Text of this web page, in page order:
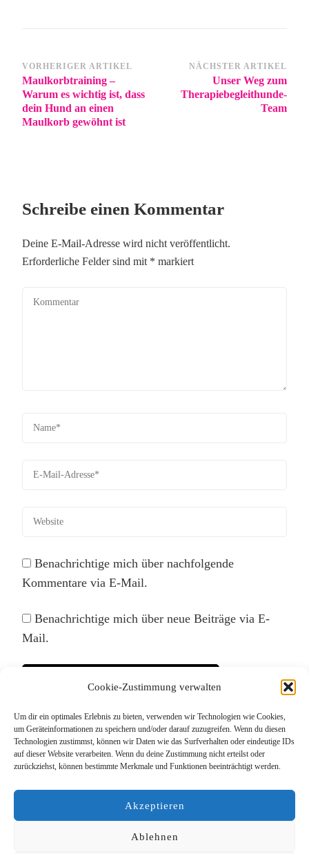
Cookie-Zustimmung verwalten
Um dir ein optimales Erlebnis zu bieten, verwenden wir Technologien wie Cookies,
um Geräteinformationen zu speichern und/oder darauf zuzugreifen. Wenn du diesen
Technologien zustimmst, können wir Daten wie das Surfverhalten oder eindeutige IDs
auf dieser Website verarbeiten. Wenn du deine Zustimmung nicht erteilst oder
zurückziehst, können bestimmte Merkmale und Funktionen beeinträchtigt werden.
Akzeptieren
Ablehnen
VORHERIGER ARTIKEL
Maulkorbtraining –
Warum es wichtig ist, dass
dein Hund an einen
Maulkorb gewöhnt ist
NÄCHSTER ARTIKEL
Unser Weg zum
Therapiebegleithunde-
Team
Schreibe einen Kommentar
Deine E-Mail-Adresse wird nicht veröffentlicht.
Erforderliche Felder sind mit * markiert
Benachrichtige mich über nachfolgende
Kommentare via E-Mail.
Benachrichtige mich über neue Beiträge via E-
Mail.
Diese Website verwendet Akismet, um Spam zu
reduzieren.Erfahre, wie deine Kommentardaten
verarbeitet werden.